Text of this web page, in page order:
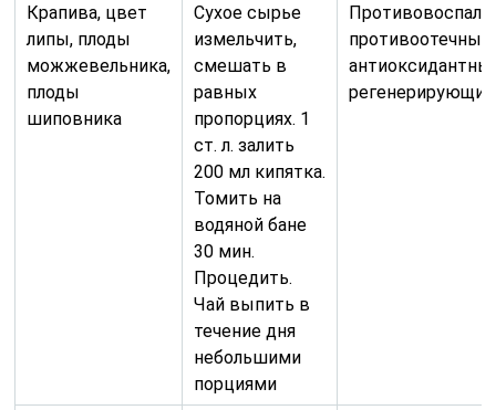
Крапива, цвет
липы, плоды
можжевельника,
плоды
шиповника
Сухое сырье
измельчить,
смешать в
равных
пропорциях. 1
ст. л. залить
200 мл кипятка.
Томить на
водяной бане
30 мин.
Процедить.
Чай выпить в
течение дня
небольшими
порциями
противоотечный,
регенерирующий